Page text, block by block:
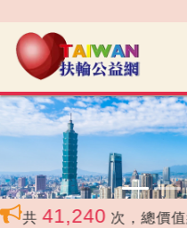
‹
共 41,240 次，總價值約